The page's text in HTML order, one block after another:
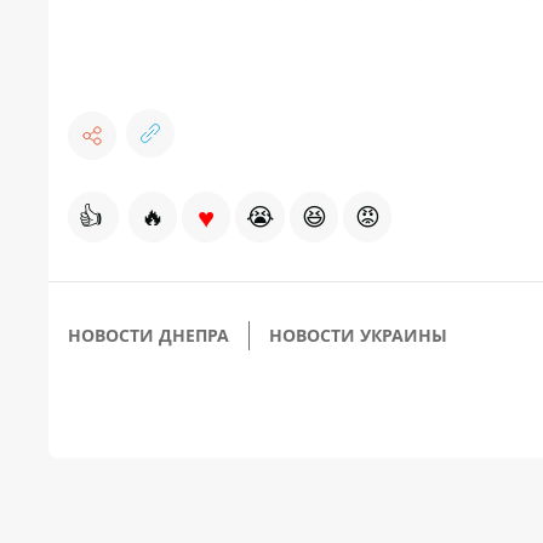
👍 🔥 ♥ 😭 😆 😡
НОВОСТИ ДНЕПРА НОВОСТИ УКРАИНЫ